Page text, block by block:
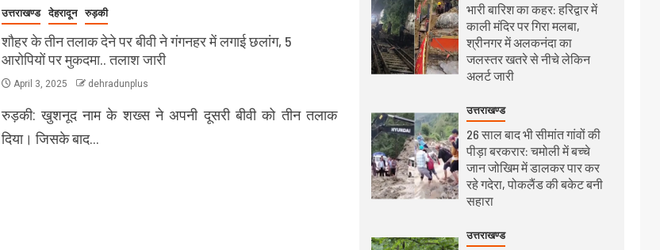
उत्तराखण्ड देहरादून रुड़की
शौहर के तीन तलाक देने पर बीवी ने गंगनहर में लगाई छलांग, 5
आरोपियों पर मुकदमा.. तलाश जारी
April 3, 2025 dehradunplus
रुड़की: खुशनूद नाम के शख्स ने अपनी दूसरी बीवी को तीन तलाक
दिया। जिसके बाद…
भारी बारिश का कहर: हरिद्वार में
काली मंदिर पर गिरा मलबा,
श्रीनगर में अलकनंदा का
जलस्तर खतरे से नीचे लेकिन
अलर्ट जारी
उत्तराखण्ड
26 साल बाद भी सीमांत गांवों की
पीड़ा बरकरार: चमोली में बच्चे
जान जोखिम में डालकर पार कर
रहे गदेरा, पोकलैंड की बकेट बनी
सहारा
उत्तराखण्ड